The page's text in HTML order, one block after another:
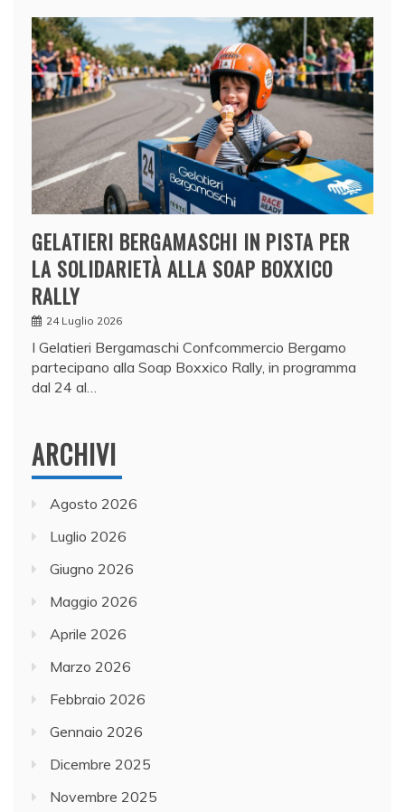
GELATIERI BERGAMASCHI IN PISTA PER
LA SOLIDARIETÀ ALLA SOAP BOXXICO
RALLY
24 Luglio 2026
I Gelatieri Bergamaschi Confcommercio Bergamo
partecipano alla Soap Boxxico Rally, in programma
dal 24 al…
ARCHIVI
Agosto 2026
Luglio 2026
Giugno 2026
Maggio 2026
Aprile 2026
Marzo 2026
Febbraio 2026
Gennaio 2026
Dicembre 2025
Novembre 2025